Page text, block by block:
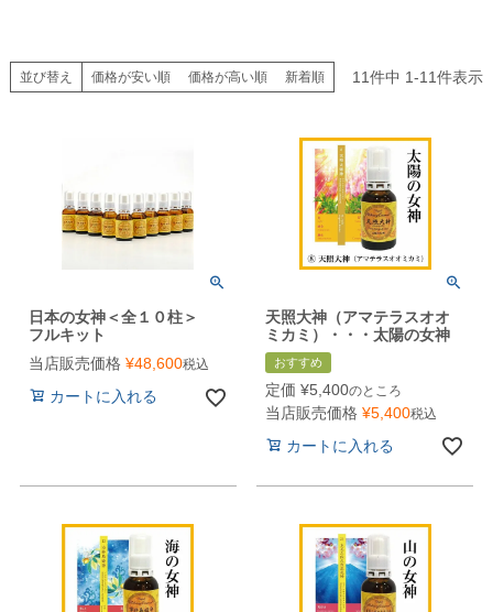
並び替え 価格が安い順 価格が高い順 新着順 11件中 1-11件表示
日本の女神＜全１０柱＞
フルキット
当店販売価格 ¥48,600税込
カートに入れる
天照大神（アマテラスオオ
ミカミ）・・・太陽の女神
おすすめ
定価 ¥5,400のところ
当店販売価格 ¥5,400税込
カートに入れる